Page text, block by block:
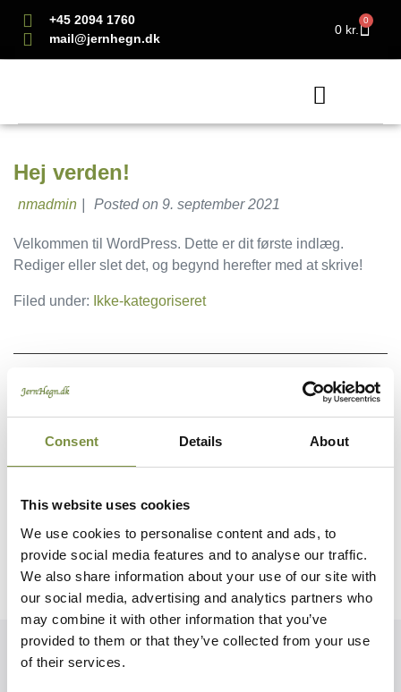
Consent Details About
This website uses cookies
We use cookies to personalise content and ads, to
provide social media features and to analyse our traffic.
We also share information about your use of our site with
our social media, advertising and analytics partners who
may combine it with other information that you’ve
provided to them or that they’ve collected from your use
of their services.
+45 2094 1760
mail@jernhegn.dk
0 kr.
0
Hej verden!
nmadmin Posted on 9. september 2021
Velkommen til WordPress. Dette er dit første indlæg.
Rediger eller slet det, og begynd herefter med at skrive!
Filed under: Ikke-kategoriseret
Ét svar til “Hej verden!”
Hej, dette er en kommentar.
kommentarskærmbilledet i kontrolpanelet.
Kommentaravatarer kommer fraGravatar.
Jernhegn.dk